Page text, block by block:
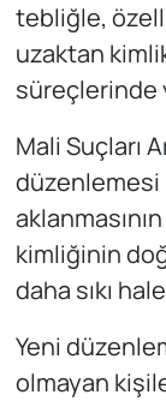
tebliğle,
uzaktan
süreçlerinde
Mali Suçları
düzenlemesi
kimliğinin
daha sıkı
Yeni
olmayan